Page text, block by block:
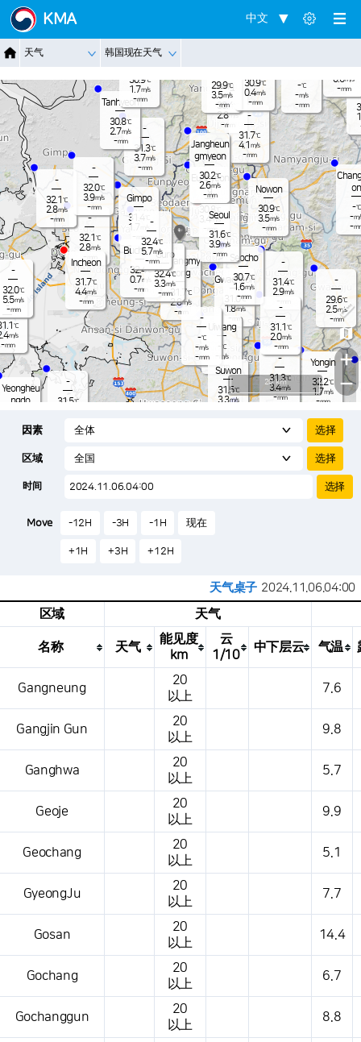
KMA 中文
天气 韩国现在天气
-
℃
m/s
-mm
Yeongheu
ngdo
m/s
Yangju
33.4
2.8m/s
-mm
Gwacheon
31.0℃
1.8m/s
-mm
Yongin
32.2℃
1.7m/s
-mm
-
29.6℃
2.5m/s
-mm
3.8m/s
-
31.5℃
-
32.1 ℃
2.8m/s
-mm
-
31.3℃
3.7m/s
-mm
Pocheon
-℃
-m/s
-mm
-
32.1 ℃
2.8m/s
-mm
on
-℃
-m/
-
Tanhyeon
30.8℃
2.7m/s
-mm
31.5
0.6m/s
-mm
Uiwang
-℃
- m/s
-mm
Gimpo
31.4℃
1.7
-mm
Gwangmy
eong
31.7℃
2.8m/s
-mm
Bucheon
32.4℃
0.7m/s
-mm
-
32.0℃
3.9m/s
-mm
Guro
32.4℃
3.3m/s
-mm
Eunpyeon
g
30.8
3.4m/s
-mm
Nowon
30.9℃
3.5m/s
-mm
-
31.4℃
2.9m/s
-mm
Seocho
30.7℃
1.6m/s
-mm
-
31.7℃
4.1 m/s
-mm
-
31.3℃
3.4m/s
-mm
-
-℃
-m/s
-mm
-
31.1 ℃
2.0m/s
-mm
Jangheun
gmyeon
30.2℃
2.6m/s
-mm
n
29.9℃
3.5m/s
-mm
30.8℃
3.1
-
-
32.0℃
5.5m/s
-mm
-
32.4℃
5.7m/s
-mm
Suwon
31.5℃
3.3m/s
Incheon
31.7℃
4.4m/s
-mm
Seoul
31.6℃
3.9m/s
-mm
Paju
30.9℃
1.7m/s
-mm
30.9℃
0.4m/s
-mm
+
−
20 km
因素
区域
时间
Move -12H -3H -1H 现在
+1H +3H +12H
天气桌子 2024.11.06.04:00
这是一张气象条件表，显示地点、天气、温度、降水量、风压、气压等。
区域 天气
名称 天气
能见度
km
云
1/10
中下层云 气温
Gangneung
20
以上
7.6
Gangjin Gun
20
以上
9.8
Ganghwa
20
以上
5.7
Geoje
20
以上
9.9
Geochang
20
以上
5.1
GyeongJu
20
以上
7.7
Gosan
20
以上
14.4
Gochang
20
以上
6.7
Gochanggun
20
以上
8.8